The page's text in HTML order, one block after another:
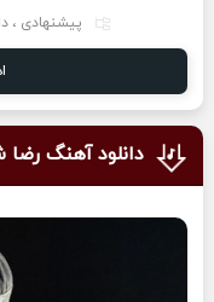
پیشنهادی ،
دانلود آهنگ